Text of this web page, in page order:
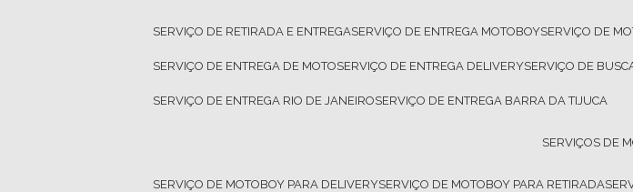
SERVIÇO DE RETIRADA E ENTREGA SERVIÇO DE ENTREGA MOTOBOY SERVIÇO DE
SERVIÇO DE ENTREGA DE MOTO SERVIÇO DE ENTREGA DELIVERY SERVIÇO DE
SERVIÇO DE ENTREGA RIO DE JANEIRO SERVIÇO DE ENTREGA BARRA DA TIJUCA
SERVIÇOS DE
SERVIÇO DE MOTOBOY PARA DELIVERY SERVIÇO DE MOTOBOY PARA RETIRADA